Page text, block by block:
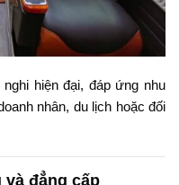
hiện đại, đáp ứng nhu
nhân, du lịch hoặc đối
và đẳng cấp